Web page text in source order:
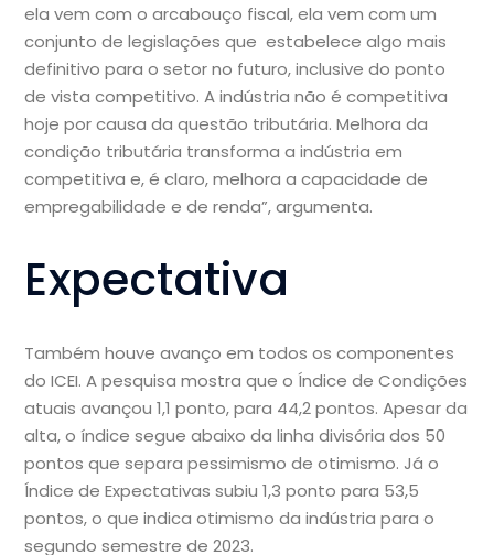
ela vem com o arcabouço fiscal, ela vem com um
conjunto de legislações que estabelece algo mais
definitivo para o setor no futuro, inclusive do ponto
de vista competitivo. A indústria não é competitiva
hoje por causa da questão tributária. Melhora da
condição tributária transforma a indústria em
competitiva e, é claro, melhora a capacidade de
empregabilidade e de renda”, argumenta.
Expectativa
Também houve avanço em todos os componentes
do ICEI. A pesquisa mostra que o Índice de Condições
atuais avançou 1,1 ponto, para 44,2 pontos. Apesar da
alta, o índice segue abaixo da linha divisória dos 50
pontos que separa pessimismo de otimismo. Já o
Índice de Expectativas subiu 1,3 ponto para 53,5
pontos, o que indica otimismo da indústria para o
segundo semestre de 2023.